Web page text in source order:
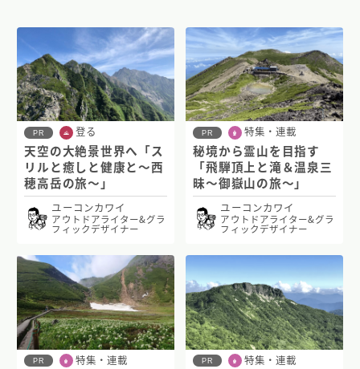
PR 登る
天空の大絶景世界へ「ス
リルと癒しと健康と〜西
穂高岳の旅〜」
ユーコンカワイ
アウトドアライター&グラ
フィックデザイナー
PR 特集・連載
秘境から霊山を目指す
「飛騨頂上と滝＆温泉三
昧〜御嶽山の旅〜」
ユーコンカワイ
アウトドアライター&グラ
フィックデザイナー
PR 特集・連載 PR 特集・連載